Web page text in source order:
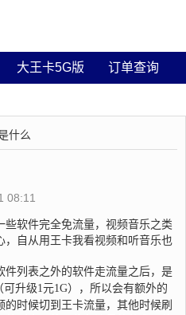
大王卡5G版 订单查询
什么
08:11
些软件完全免流量，视频音乐之类
，自从用王卡我看视频和听音乐也
列表之外的软件走流量之后，是
升级1元1G），所以会有额外的
的时候切到王卡流量，其他时候刷